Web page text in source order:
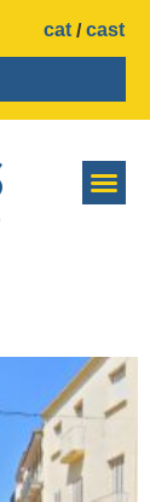
cat cast